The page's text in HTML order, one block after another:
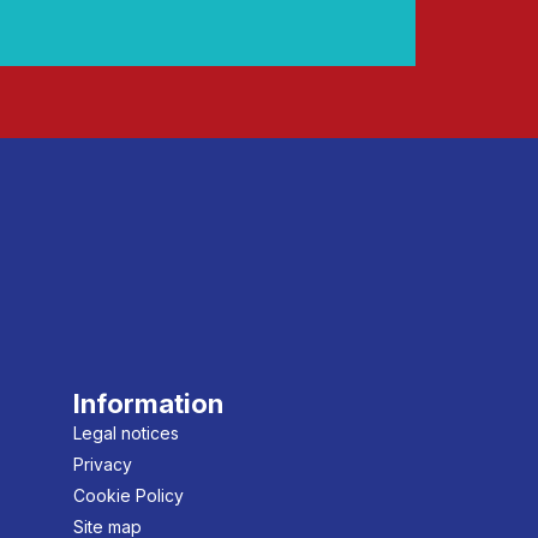
Information
Legal notices
Privacy
Cookie Policy
Site map